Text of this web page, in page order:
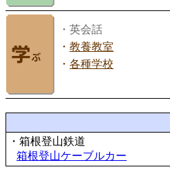
・英会話
・ 教養教室
・ 各種学校
・箱根登山鉄道
箱根登山ケーブルカー